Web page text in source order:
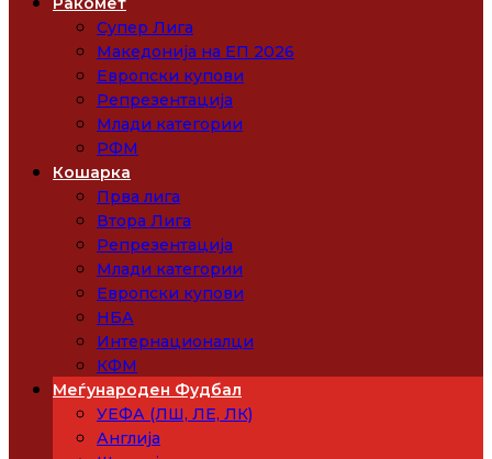
Супер Лига
Македонија на ЕП 2026
Европски купови
Репрезентација
Млади категории
РФМ
Кошарка
Прва лига
Втора Лига
Репрезентација
Млади категории
Европски купови
НБА
Интернационалци
КФМ
Меѓународен Фудбал
УЕФА (ЛШ, ЛЕ, ЛК)
Англија